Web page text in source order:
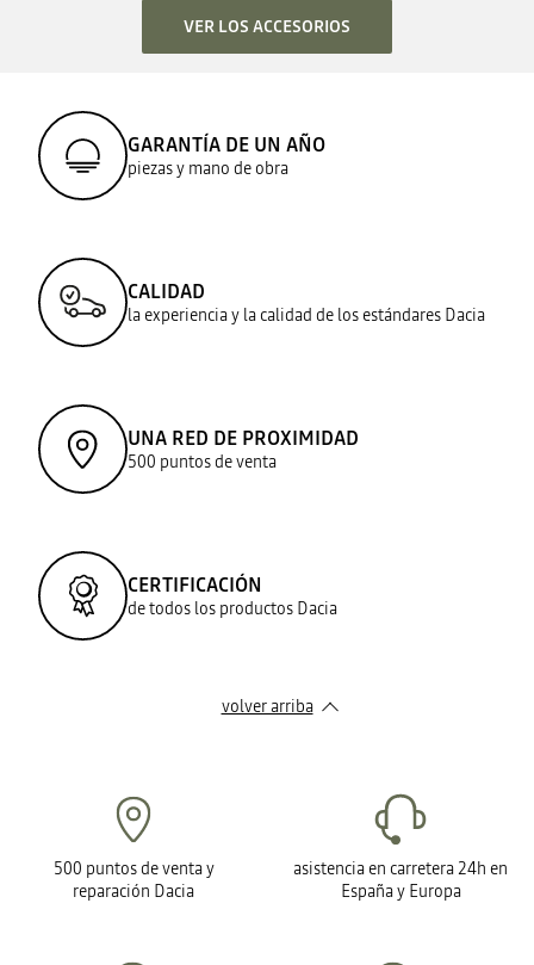
VER LOS ACCESORIOS
GARANTÍA DE UN AÑO
piezas y mano de obra
CALIDAD
la experiencia y la calidad de los estándares Dacia
UNA RED DE PROXIMIDAD
500 puntos de venta
CERTIFICACIÓN
de todos los productos Dacia
volver arriba
500 puntos de venta y
reparación Dacia
asistencia en carretera 24h en
España y Europa